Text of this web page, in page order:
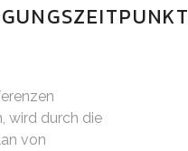
wird durch die
von